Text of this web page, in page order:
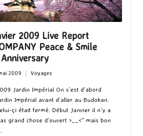
2009 Live Report
Peace & Smile
2009
Posted
in
Voyages
Jardin Impérial On s’est d’abord
Impérial avant d’aller au Budokan.
çi était fermé. Début Janvier il n’y a
grand chose d’ouvert >__<” mais bon